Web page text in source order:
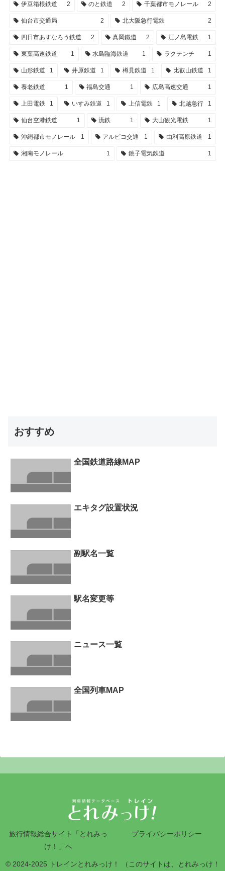
伊豆箱根鉄道 2 のと鉄道 2 千葉都市モノレール 2
仙台市交通局 2 北大阪急行電鉄 2
四日市あすなろう鉄道 2 真岡鐵道 2 江ノ島電鉄 1
東葉高速鉄道 1 水島臨海鉄道 1 ラクテンチ 1
山形鉄道 1 井原鉄道 1 樽見鉄道 1 比叡山鉄道 1
養老鉄道 1 福島交通 1 広島高速交通 1
上田電鉄 1 いすみ鉄道 1 上信電鉄 1 北越急行 1
仙台空港鉄道 1 流鉄 1 大山観光電鉄 1
沖縄都市モノレール 1 アルピコ交通 1 由利高原鉄道 1
湘南モノレール 1 銚子電気鉄道 1
おすすめ
全国鉄道路線MAP
エキタグ設置状況
副駅名一覧
駅名変更等
ニュース一覧
全国列車MAP
旅行情報総合サイト「とれみっ
け！」へ
プライバシーポリシー
© 2024-2025 トレインとれみっけ！ （このサイトは、とれみっけ！